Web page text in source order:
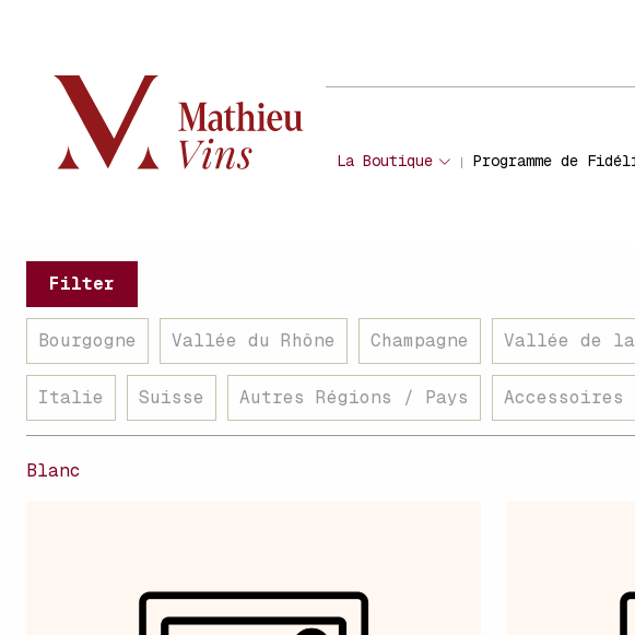
La Boutique Programme de
Filter
Bourgogne Vallée du Rhône Champagne Vallée de
Italie Suisse Autres Régions / Pays Accessoires
Blanc